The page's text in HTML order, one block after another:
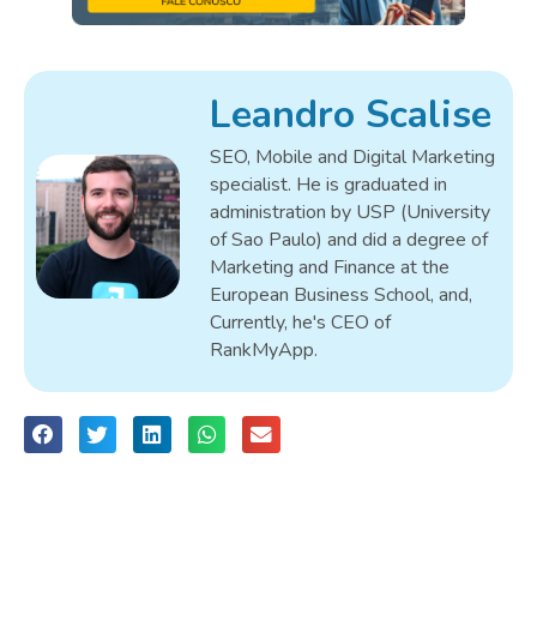
Leandro Scalise
SEO, Mobile and Digital Marketing
specialist. He is graduated in
administration by USP (University
of Sao Paulo) and did a degree of
Marketing and Finance at the
European Business School, and,
Currently, he's CEO of
RankMyApp.